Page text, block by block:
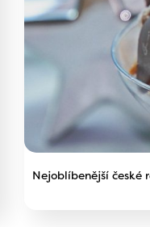
Nejoblíbenější české